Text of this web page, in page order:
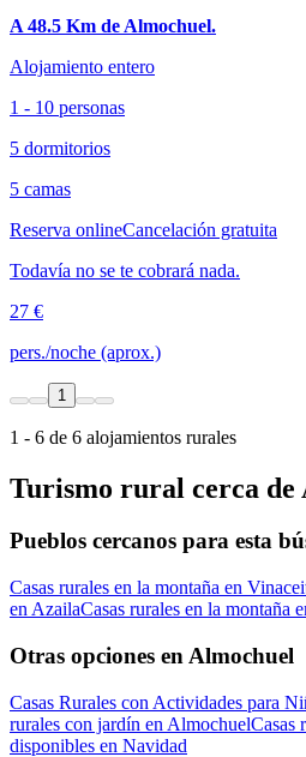
A 48.5 Km de Almochuel.
Alojamiento entero
1 - 10 personas
5 dormitorios
5 camas
Reserva onlineCancelación gratuita
Todavía no se te cobrará nada.
27 €
pers./noche (aprox.)
1
1 - 6 de 6 alojamientos rurales
Turismo rural cerca de
Pueblos cercanos para esta
Casas rurales en la montaña en
en AzailaCasas rurales en la montaña
Otras opciones en Almochuel
Casas Rurales con Actividades para
rurales con jardín en AlmochuelCasas
disponibles en Navidad